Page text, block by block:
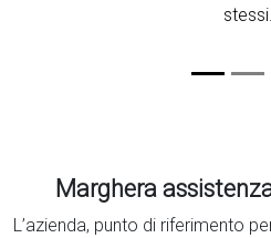
stessi.
Marghera
L’azienda, punto di riferimento